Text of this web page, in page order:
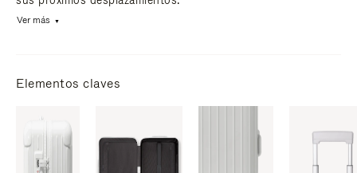
Ver más
Elementos claves